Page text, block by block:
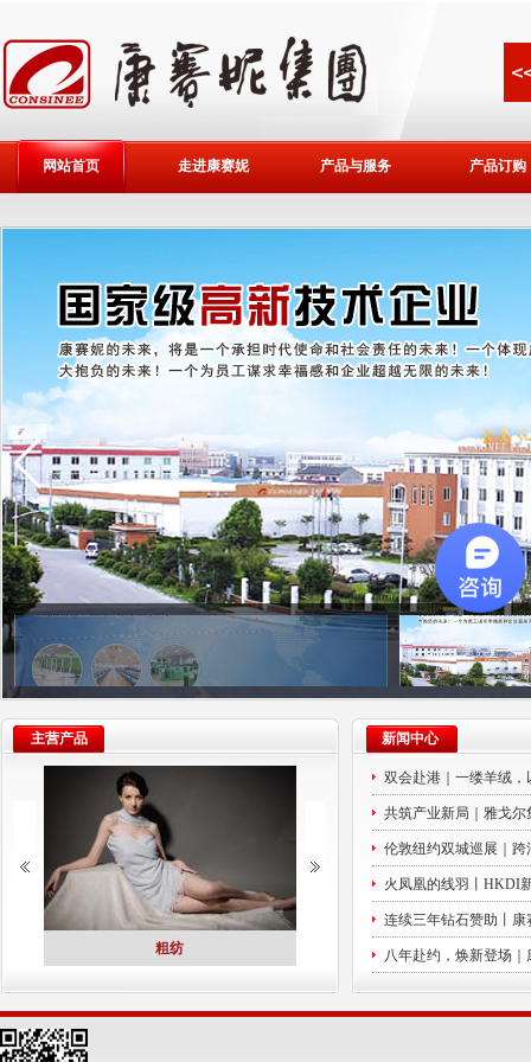
网站首页 走进康赛妮 产品与服务 产品订购
主营产品
粗纺 精纺、半精纺
新闻中心
双会赴港｜一缕羊绒
共筑产业新局｜雅戈
伦敦纽约双城巡展｜跨
火凤凰的线羽丨HKDI
连续三年钻石赞助丨康
划」点亮新生代设计力
八年赴约，焕新登场｜
冬克制高级感
ICCI 27/28AW 色卡上新｜以典藏匠
心，织就多元质感
双会赴港｜一缕羊
释中国可